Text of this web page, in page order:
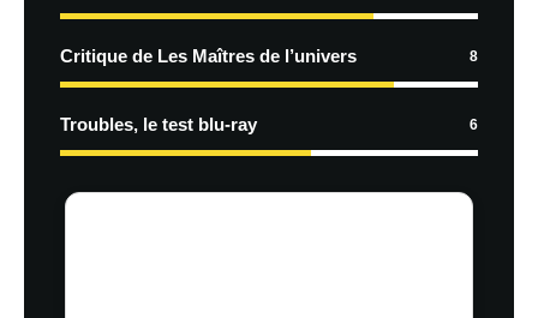
Critique de Les Maîtres de l’univers 8
Troubles, le test blu-ray 6